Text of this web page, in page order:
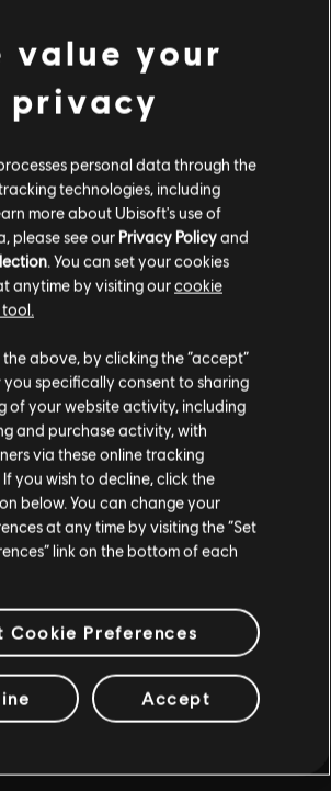
33/60
戻る
スタジオ
TORONTO
プラットフォーム
SERIES X|S
value your
privacy
personal data through the
technologies, including
more about Ubisoft's use of
please see our Privacy Policyand
. You can set your cookies
anytime by visiting ourcookie
tool.
above, by clicking the “accept”
specifically consent to sharing
of your website activity, including
and purchase activity, with
via these online tracking
you wish to decline, click the
below. You can change your
at any time by visiting the “Set
link on the bottom of each
Cookie Preferences
Accept